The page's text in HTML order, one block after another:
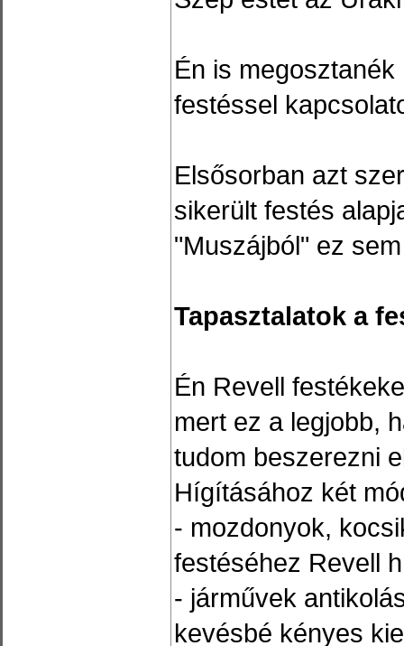
Én is
festéssel
Elsősorban azt
sikerült festés
"Muszájból" ez
Tapasztalatok a
Én Revell
mert ez a legjobb,
tudom beszerezni
Hígításához két
- mozdonyok,
festéséhez Revell
- járművek
kevésbé kényes